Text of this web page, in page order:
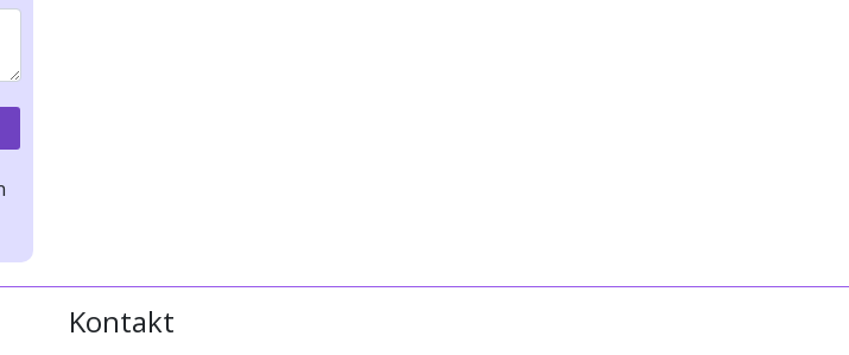
Kontakt